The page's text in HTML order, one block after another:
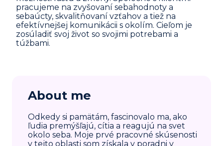
pracujeme na zvyšovaní sebahodnoty a
sebaúcty, skvalitňovaní vzťahov a tiež na
efektívnejšej komunikácii s okolím. Cieľom je
zosúladiť svoj život so svojimi potrebami a
túžbami.
About me
Odkedy si pamätám, fascinovalo ma, ako
ľudia premýšľajú, cítia a reagujú na svet
okolo seba. Moje prvé pracovné skúsenosti
v tejto oblasti som získala v poradni v